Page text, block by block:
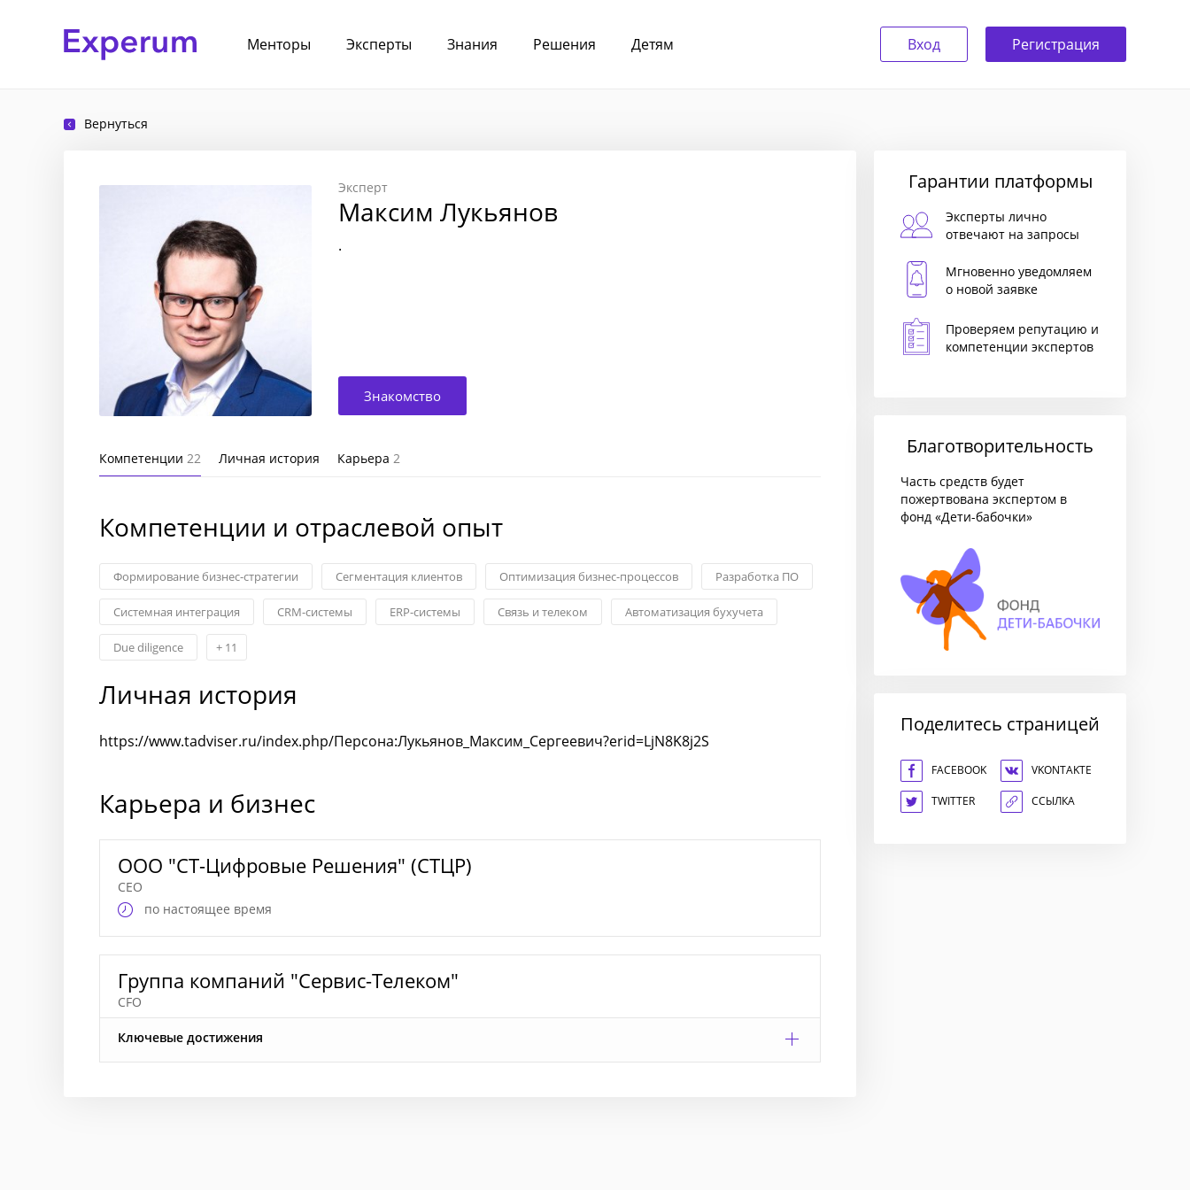
Менторы Эксперты Знания Решения Детям Вход Регистрация
Вернуться
Эксперт
Максим Лукьянов
.
Знакомство
Компетенции 22 Личная история Карьера 2
Компетенции и отраслевой опыт
Формирование бизнес-стратегии Сегментация клиентов Оптимизация бизнес-процессов Разработка ПО
Системная интеграция CRM-системы ERP-системы Связь и телеком Автоматизация бухучета
Due diligence + 11
Личная история
https://www.tadviser.ru/index.php/Персона:Лукьянов_Максим_Сергеевич?erid=LjN8K8j2S
Карьера и бизнес
ООО "СТ-Цифровые Решения" (СТЦР)
CEO
по настоящее время
Группа компаний "Сервис-Телеком"
CFO
Ключевые достижения
Гарантии платформы
Эксперты лично
отвечают на запросы
Мгновенно уведомляем
о новой заявке
Проверяем репутацию и
компетенции экспертов
Благотворительность
Часть средств будет
пожертвована экспертом в
фонд «Дети-бабочки»
Поделитесь страницей
FACEBOOK VKONTAKTE
TWITTER ССЫЛКА